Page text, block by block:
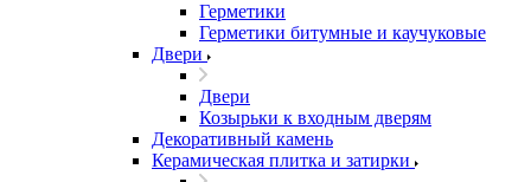
Герметики
Герметики битумные и каучуковые
Двери
Двери
Козырьки к входным дверям
Декоративный камень
Керамическая плитка и затирки